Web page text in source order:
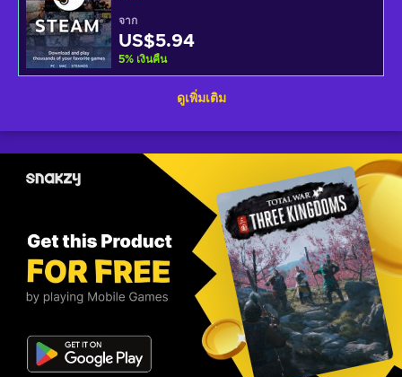
จาก
US$5.94
5% เงินคืน
ดูเพิ่มเติม